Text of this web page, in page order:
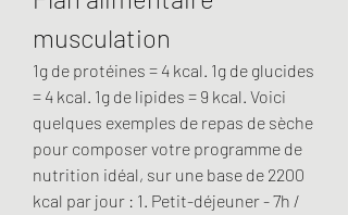
musculation
1g de protéines = 4 kcal. 1g de glucides
= 4 kcal. 1g de lipides = 9 kcal. Voici
quelques exemples de repas de sèche
pour composer votre programme de
nutrition idéal, sur une base de 2200
kcal par jour : 1. Petit-déjeuner - 7h /